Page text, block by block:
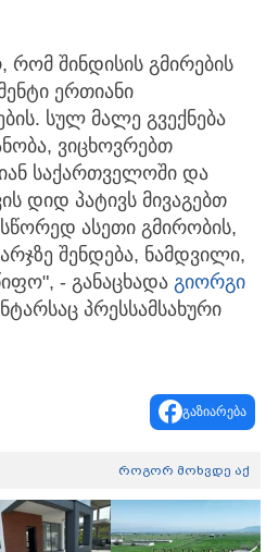
რომ შინდისის გმირების
ერთიანი
სულ მალე გვექნება
ვიცხოვრებთ
საქართველოში და
დიდ პატივს მივაგებთ
ასეთი გმირობის,
შენდება, ნამდვილი,
- განაცხადა გიორგი
პრესსამსახური
გაზიარება
როგორ მოხვდე აქ